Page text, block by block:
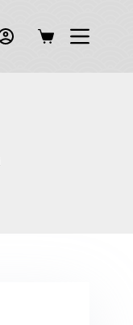
Shopping